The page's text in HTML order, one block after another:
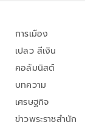
การเมือง
เปลว สีเงิน
คอลัมนิสต์
บทความ
เศรษฐกิจ
ข่าวพระราชสำนัก